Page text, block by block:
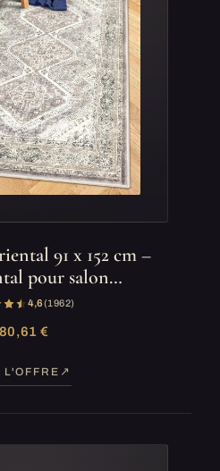
91 x 152 cm –
pour salon…
4,6(1 962)
€
L'OFFRE